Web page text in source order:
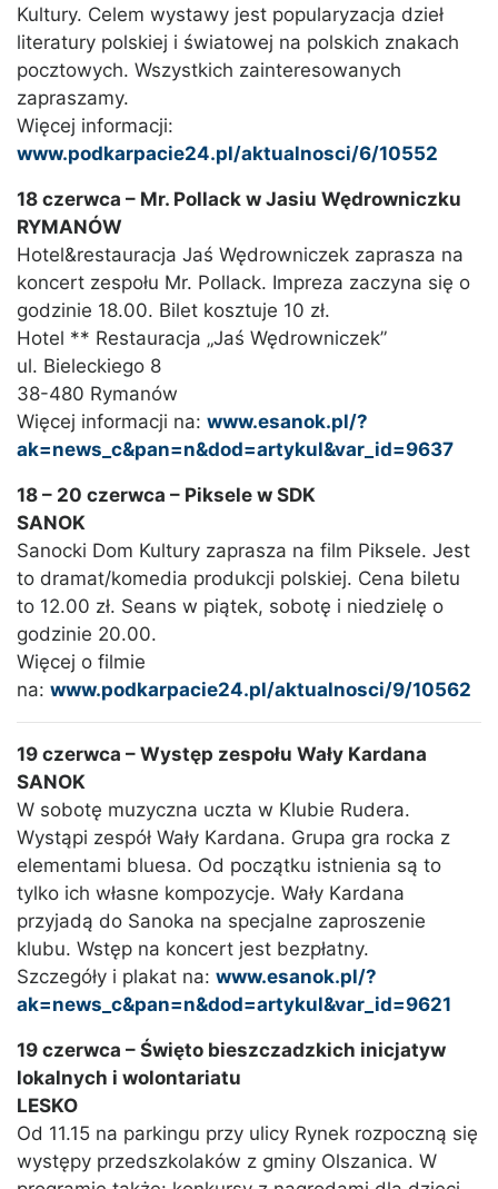
Kultury. Celem wystawy jest popularyzacja dzieł
literatury polskiej i światowej na polskich znakach
pocztowych. Wszystkich zainteresowanych
zapraszamy.
Więcej informacji:
www.podkarpacie24.pl/aktualnosci/6/10552
18 czerwca – Mr. Pollack w Jasiu Wędrowniczku
RYMANÓW
Hotel&restauracja Jaś Wędrowniczek zaprasza na
koncert zespołu Mr. Pollack. Impreza zaczyna się o
godzinie 18.00. Bilet kosztuje 10 zł.
Hotel ** Restauracja „Jaś Wędrowniczek”
ul. Bieleckiego 8
38-480 Rymanów
Więcej informacji na: www.esanok.pl/?
ak=news_c&pan=n&dod=artykul&var_id=9637
18 – 20 czerwca – Piksele w SDK
SANOK
Sanocki Dom Kultury zaprasza na film Piksele. Jest
to dramat/komedia produkcji polskiej. Cena biletu
to 12.00 zł. Seans w piątek, sobotę i niedzielę o
godzinie 20.00.
Więcej o filmie
na: www.podkarpacie24.pl/aktualnosci/9/10562
19 czerwca – Występ zespołu Wały Kardana
SANOK
W sobotę muzyczna uczta w Klubie Rudera.
Wystąpi zespół Wały Kardana. Grupa gra rocka z
elementami bluesa. Od początku istnienia są to
tylko ich własne kompozycje. Wały Kardana
przyjadą do Sanoka na specjalne zaproszenie
klubu. Wstęp na koncert jest bezpłatny.
Szczegóły i plakat na: www.esanok.pl/?
ak=news_c&pan=n&dod=artykul&var_id=9621
19 czerwca – Święto bieszczadzkich inicjatyw
lokalnych i wolontariatu
LESKO
Od 11.15 na parkingu przy ulicy Rynek rozpoczną się
występy przedszkolaków z gminy Olszanica. W